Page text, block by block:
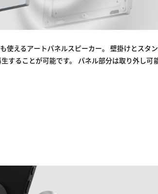
使えるアートパネルスピーカー。 壁掛けとスタ
することが可能です。 パネル部分は取り外し可